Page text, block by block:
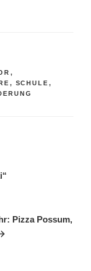
,
, SCHULE ,
Pizza Possum,